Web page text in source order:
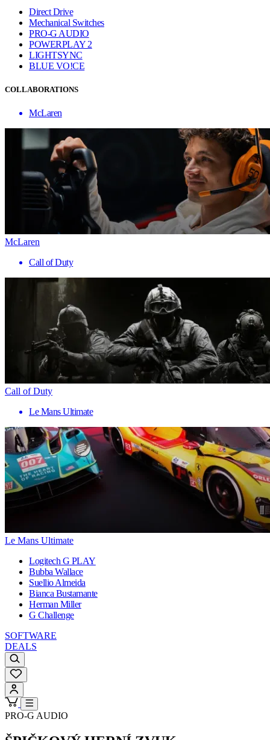
Direct Drive
Mechanical Switches
PRO-G AUDIO
POWERPLAY 2
LIGHTSYNC
BLUE VO!CE
COLLABORATIONS
McLaren
McLaren
Call of Duty
Call of Duty
Le Mans Ultimate
Le Mans Ultimate
Logitech G PLAY
Bubba Wallace
Suellio Almeida
Bianca Bustamante
Herman Miller
G Challenge
SOFTWARE
DEALS
PRO-G AUDIO